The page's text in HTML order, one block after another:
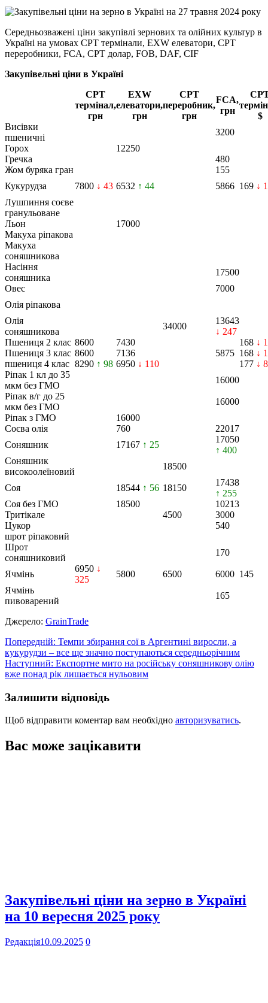
Link
Print
Середньозважені ціни закупівлі зернових та олійних культур в
Україні на умовах CPT термінали, EXW елеватори, CPT
переробники, FCA, CPT долар, FOB, DAF, CIF
Закупівельні ціни в Україні
CPT
термінал,
грн
EXW
елеватори,
грн
CPT
переробник,
грн
FCA,
грн
$
Висівки
пшеничні
3200
Горох
12250
Гречка
480
Жом буряка гран
155
Кукурудза
7800 ↓ 43 6532 ↑ 44 5866 169 ↓ 1
Лушпиння соєве
гранульоване
Льон
17000
Макуха ріпакова
Макуха
соняшникова
Насіння
соняшника
17500
Овес
7000
Олія ріпакова
Олія
соняшникова
34000
13643
↓ 247
Пшениця 2 клас 8600 7430 168 ↓
Пшениця 3 клас 8600 7136 5875 168 ↓
пшениця 4 клас 8290 ↑ 98 6950 ↓ 110 177 ↓ 8
Ріпак 1 кл до 35
мкм без ГМО
16000
Ріпак в/г до 25
мкм без ГМО
16000
Ріпак з ГМО
16000
Соєва олія
760
22017
Соняшник
17167 ↑ 25
17050
↑ 400
Соняшник
високоолеїновий
18500
Соя 18544 ↑ 56 18150
17438
↑ 255
Соя без ГМО
18500
10213
Тритікале
4500
3000
Цукор
540
шрот ріпаковий
Шрот
соняшниковий
170
Ячмінь
6950 ↓
325
5800 6500 6000 145
Ячмінь
пивоварений
165
Джерело: GrainTrade
Навігація
записів
Попередній: Темпи збирання сої в Аргентині виросли, а
кукурудзи – все ще значно поступаються середньорічним
Наступний: Експортне мито на російську соняшникову олію
вже понад рік лишається нульовим
Залишити відповідь
Щоб відправити коментар вам необхідно авторизуватись.
Вас може зацікавити
Закупівельні ціни на зерно в Україні
на 10 вересня 2025 року
Редакція10.09.2025 0